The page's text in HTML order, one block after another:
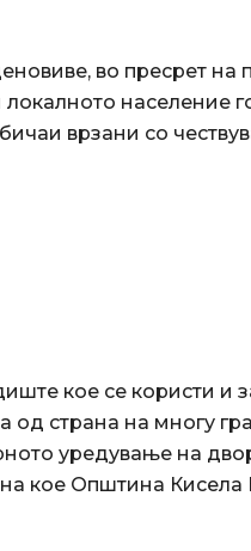
во пресрет на
локалното население
врзани со
кое се користи и
од страна на многу
уредување на
кое Општина Кисела